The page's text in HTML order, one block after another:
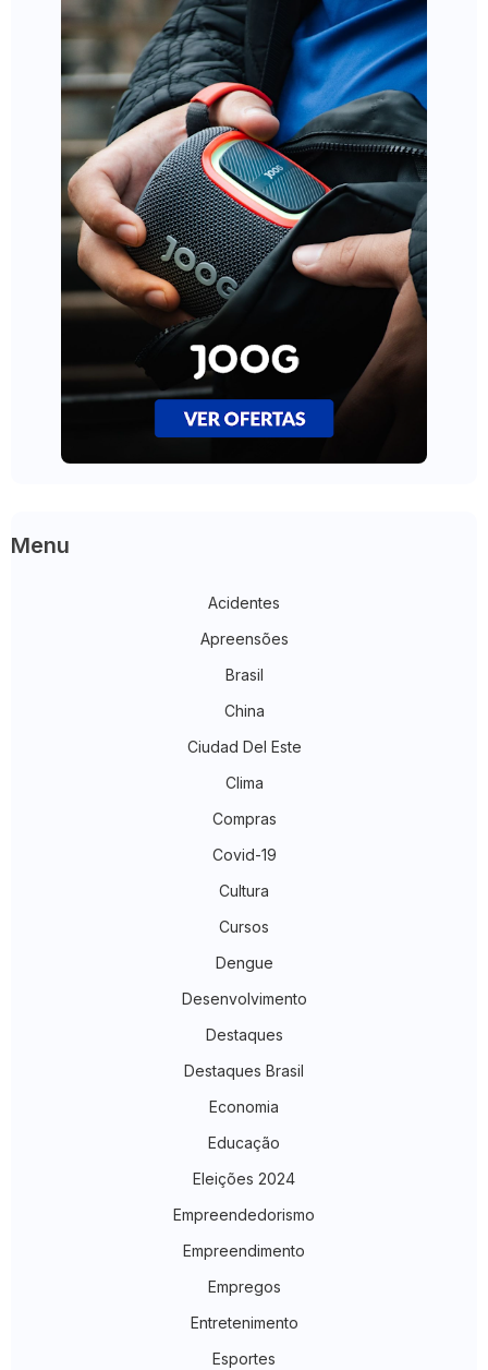
Menu
Acidentes
Apreensões
Brasil
China
Ciudad Del Este
Clima
Compras
Covid-19
Cultura
Cursos
Dengue
Desenvolvimento
Destaques
Destaques Brasil
Economia
Educação
Eleições 2024
Empreendedorismo
Empreendimento
Empregos
Entretenimento
Esportes